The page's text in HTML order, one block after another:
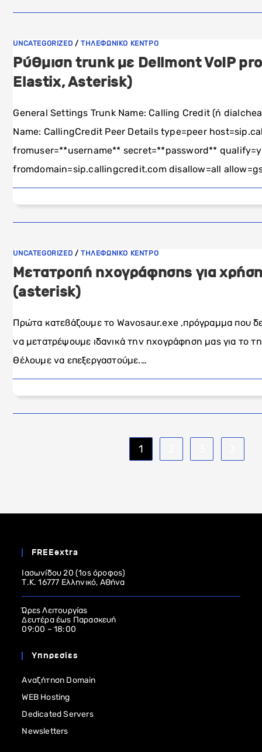
UNCATEGORIZED /ΤΗΛΕΦΩΝΙΚΟ ΚΕΝΤΡΟ
Ρύθμιση trunk με Dellmont VoIP
Elastix, Asterisk)
General Settings Trunk Name: Calling Credit (ή
Name: CallingCredit Peer Details type=peer
fromuser=**username** secret=**password**
fromdomain=sip.callingcredit.com disallow=all
UNCATEGORIZED /ΤΗΛΕΦΩΝΙΚΟ ΚΕΝΤΡΟ
Μετατροπή ηχογράφησης για
(asterisk)
Πρώτα κατεβάζουμε το Wavosaur.exe ,πρόγραμμα που
να μετατρέψουμε ιδανικά την ηχογράφηση μας για το
θέλουμε να επεξεργαστούμε.…
1
FREEextra
Ιασωνίδου 20 (1ος όροφος)
Τ.Κ. 16777 Ελληνικό, Αθήνα
Ώρες Λειτουργίας
Δευτέρα έως Παρασκευή
09:00 – 18:00
Υπηρεσίες
Αναζήτηση Domain
WEB Hosting
Dedicated Servers
Newsletters